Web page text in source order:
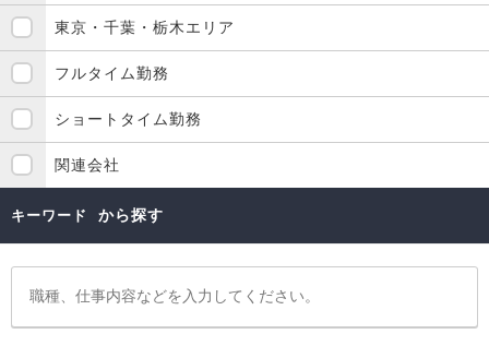
東京・千葉・栃木エリア
フルタイム勤務
ショートタイム勤務
関連会社
キーワード から探す